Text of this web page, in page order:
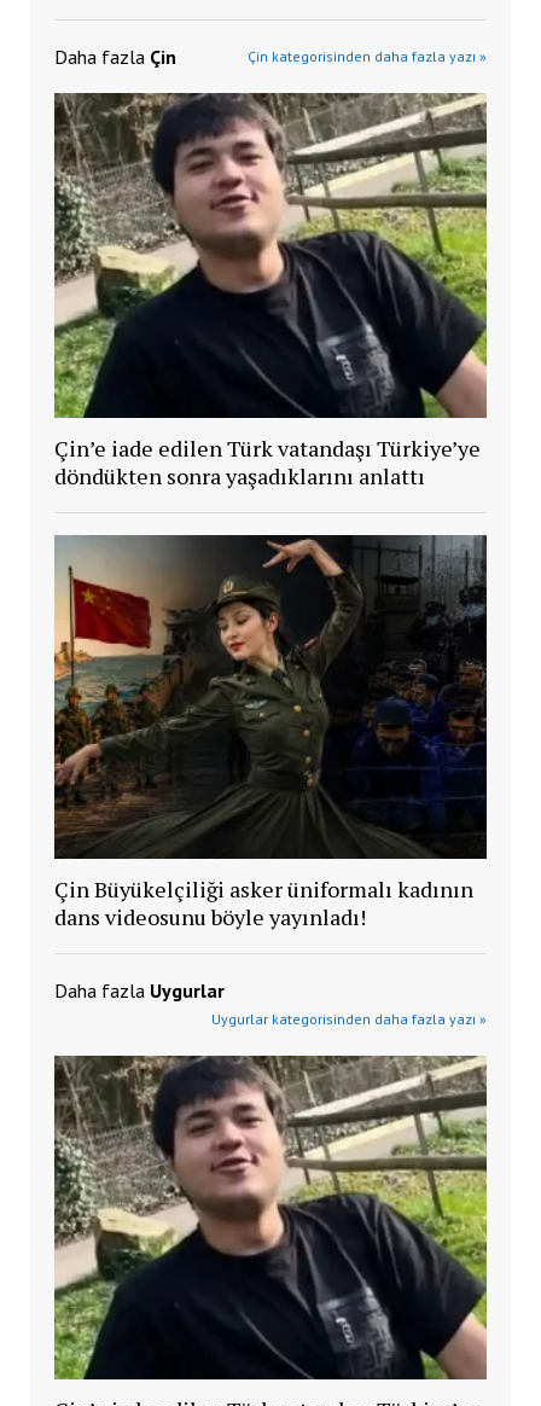
Daha fazla Çin Çin kategorisinden daha fazla yazı »
Çin’e iade edilen Türk vatandaşı Türkiye’ye
döndükten sonra yaşadıklarını anlattı
Çin Büyükelçiliği asker üniformalı kadının
dans videosunu böyle yayınladı!
Daha fazla Uygurlar
Uygurlar kategorisinden daha fazla yazı »